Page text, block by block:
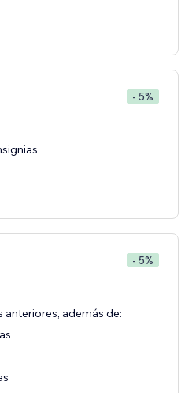
- 5%
- 5%
anteriores, además de: